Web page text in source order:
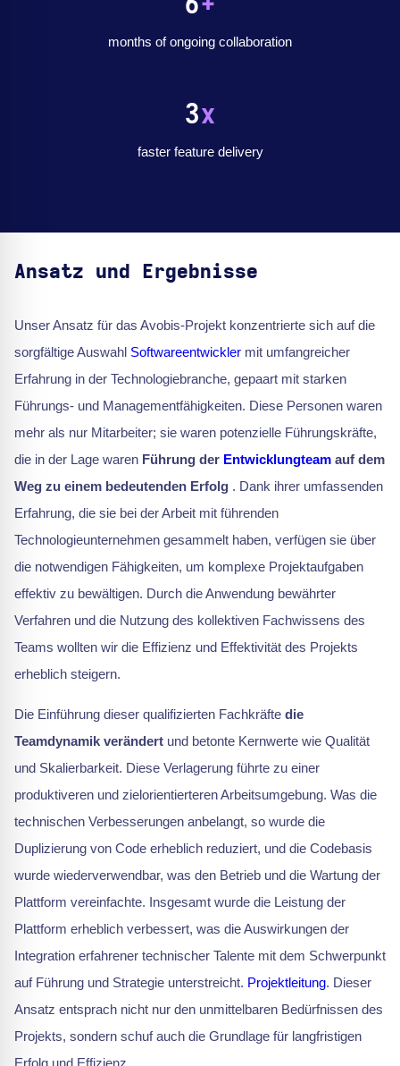
months of ongoing collaboration
3x
faster feature delivery
Ansatz und Ergebnisse
Unser Ansatz für das Avobis-Projekt konzentrierte sich auf die
sorgfältige Auswahl Softwareentwickler mit umfangreicher
Erfahrung in der Technologiebranche, gepaart mit starken
Führungs- und Managementfähigkeiten. Diese Personen waren
mehr als nur Mitarbeiter; sie waren potenzielle Führungskräfte,
die in der Lage waren Führung der Entwicklungteam auf dem
Weg zu einem bedeutenden Erfolg . Dank ihrer umfassenden
Erfahrung, die sie bei der Arbeit mit führenden
Technologieunternehmen gesammelt haben, verfügen sie über
die notwendigen Fähigkeiten, um komplexe Projektaufgaben
effektiv zu bewältigen. Durch die Anwendung bewährter
Verfahren und die Nutzung des kollektiven Fachwissens des
Teams wollten wir die Effizienz und Effektivität des Projekts
erheblich steigern.
Die Einführung dieser qualifizierten Fachkräfte die
Teamdynamik verändert und betonte Kernwerte wie Qualität
und Skalierbarkeit. Diese Verlagerung führte zu einer
produktiveren und zielorientierteren Arbeitsumgebung. Was die
technischen Verbesserungen anbelangt, so wurde die
Duplizierung von Code erheblich reduziert, und die Codebasis
wurde wiederverwendbar, was den Betrieb und die Wartung der
Plattform vereinfachte. Insgesamt wurde die Leistung der
Plattform erheblich verbessert, was die Auswirkungen der
Integration erfahrener technischer Talente mit dem Schwerpunkt
auf Führung und Strategie unterstreicht. Projektleitung. Dieser
Ansatz entsprach nicht nur den unmittelbaren Bedürfnissen des
Projekts, sondern schuf auch die Grundlage für langfristigen
Erfolg und Effizienz.